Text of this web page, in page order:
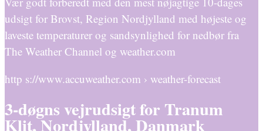
udsigt for Brovst, Region Nordjylland med højeste og
laveste temperaturer og sandsynlighed for nedbør fra
The Weather Channel og weather.com
http s://www.accuweather.com › weather-forecast
3-døgns vejrudsigt for Tranum
Klit, Nordjylland, Danmark